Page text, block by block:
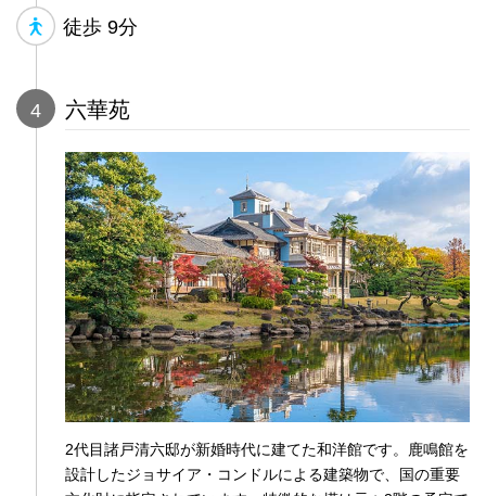
徒歩 9分
4 六華苑
2代目諸戸清六邸が新婚時代に建てた和洋館です。鹿鳴館を
設計したジョサイア・コンドルによる建築物で、国の重要